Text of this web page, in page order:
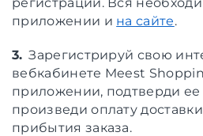
приложении и на сайте.
3. Зарегистрируй свою
вебкабинете Meest
приложении, подтверди ее
произведи оплату
прибытия заказа.